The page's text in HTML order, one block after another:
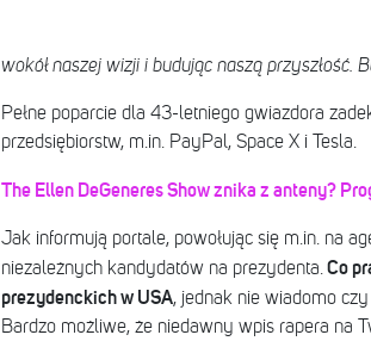
wokół naszej wizji i budując naszą przyszłość.
Pełne poparcie dla 43-letniego gwiazdora
przedsiębiorstw, m.in. PayPal, Space X i Tesla.
The Ellen DeGeneres Show znika z anteny?
Jak informują portale, powołując się m.in. na
niezależnych kandydatów na prezydenta.Co
prezydenckich w USA, jednak nie wiadomo
Bardzo możliwe, że niedawny wpis rapera na